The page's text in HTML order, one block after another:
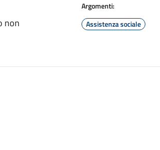
non
Argomenti:
Assistenza sociale